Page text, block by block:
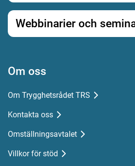
Webbinarier och
Om oss
Om Trygghetsrådet TRS
Kontakta oss
Omställningsavtalet
Villkor för stöd